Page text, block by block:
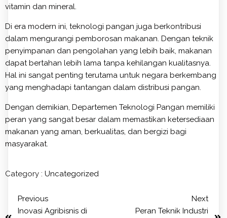
vitamin dan mineral.
Di era modern ini, teknologi pangan juga berkontribusi
dalam mengurangi pemborosan makanan. Dengan teknik
penyimpanan dan pengolahan yang lebih baik, makanan
dapat bertahan lebih lama tanpa kehilangan kualitasnya.
Hal ini sangat penting terutama untuk negara berkembang
yang menghadapi tantangan dalam distribusi pangan.
Dengan demikian, Departemen Teknologi Pangan memiliki
peran yang sangat besar dalam memastikan ketersediaan
makanan yang aman, berkualitas, dan bergizi bagi
masyarakat.
Category : Uncategorized
Previous
Inovasi Agribisnis di
Next
Peran Teknik Industri